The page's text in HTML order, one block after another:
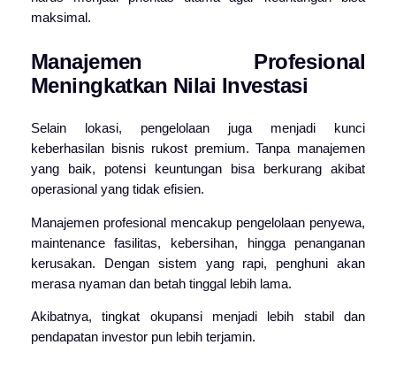
maksimal.
Manajemen Profesional
Meningkatkan Nilai Investasi
Selain lokasi, pengelolaan juga menjadi kunci
keberhasilan bisnis rukost premium. Tanpa manajemen
yang baik, potensi keuntungan bisa berkurang akibat
operasional yang tidak efisien.
Manajemen profesional mencakup pengelolaan penyewa,
maintenance fasilitas, kebersihan, hingga penanganan
kerusakan. Dengan sistem yang rapi, penghuni akan
merasa nyaman dan betah tinggal lebih lama.
Akibatnya, tingkat okupansi menjadi lebih stabil dan
pendapatan investor pun lebih terjamin.